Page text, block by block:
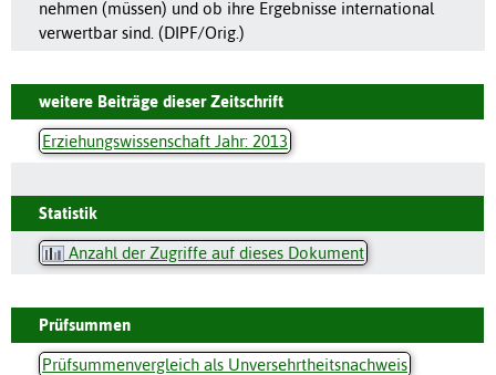
nehmen (müssen) und ob ihre Ergebnisse international
verwertbar sind. (DIPF/Orig.)
weitere Beiträge dieser Zeitschrift
Erziehungswissenschaft Jahr: 2013
Statistik
Anzahl der Zugriffe auf dieses Dokument
Prüfsummen
Prüfsummenvergleich als Unversehrtheitsnachweis